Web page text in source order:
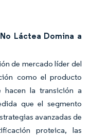
Láctea Domina a
de mercado líder del
como el producto
hacen la transición a
que el segmento
avanzadas de
proteica, las